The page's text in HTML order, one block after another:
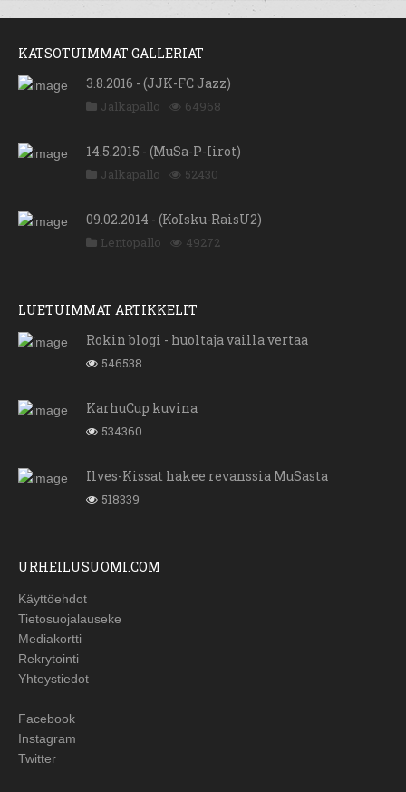
KATSOTUIMMAT GALLERIAT
3.8.2016 - (JJK-FC Jazz)
Jalkapallo 64968
14.5.2015 - (MuSa-P-Iirot)
Jalkapallo 52430
09.02.2014 - (KoIsku-RaisU2)
Lentopallo 49272
LUETUIMMAT ARTIKKELIT
Rokin blogi - huoltaja vailla vertaa
546538
KarhuCup kuvina
534360
Ilves-Kissat hakee revanssia MuSasta
518339
URHEILUSUOMI.COM
Käyttöehdot
Tietosuojalauseke
Mediakortti
Rekrytointi
Yhteystiedot
Facebook
Instagram
Twitter